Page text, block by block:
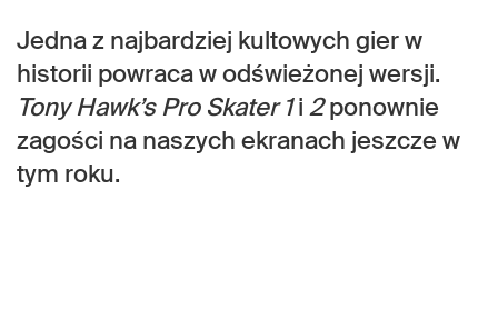
Jedna z najbardziej kultowych gier w
historii powraca w odświeżonej wersji.
Tony Hawk’s Pro Skater 1i 2ponownie
zagości na naszych ekranach jeszcze w
tym roku.